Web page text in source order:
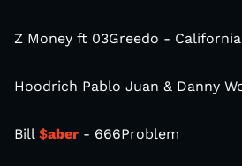
Z Money ft 03Greedo -
Hoodrich Pablo Juan & Danny
Bill $aber - 666Problem